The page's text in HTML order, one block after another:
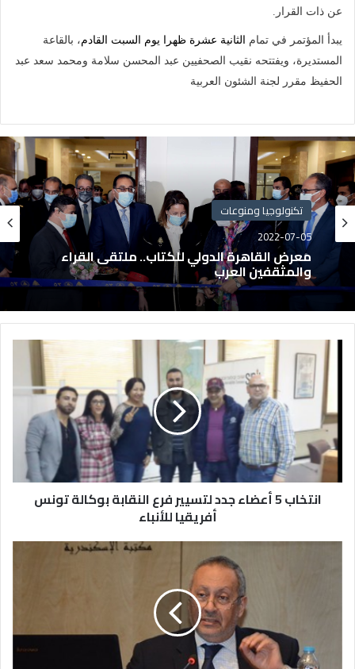
عن ذات القرار
يبدأ المؤتمر في تمام الثانية عشرة ظهرا يوم السبت القادم، بالقاعة
المستديرة، ويفتتحه نقيب الصحفيين عبد المحسن سلامة ومحمد سعد عبد
الحفيظ مقرر لجنة الشئون العربية
تكنولوجيا ومنوعات
2022-07-05
معرض القاهرة الدولي للكتاب.. ملتقى القراء
والمثقفين العرب
انتخاب 5 أعضاء جدد لتسيير فرع النقابة بوكالة تونس
أفريقيا للأنباء